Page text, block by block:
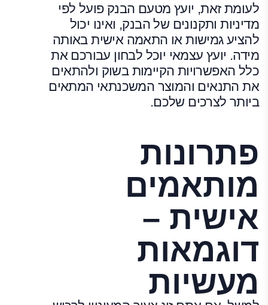
לעומת זאת, יועץ מטעם הבנק פועל לפי
מדיניות ותקנונים של הבנק, ואינו יכול
להציע גמישות או התאמה אישית באותה
מידה. יועץ עצמאי יוכל לבחון עבורכם את
כלל האפשרויות הקיימות בשוק ולהתאים
את התנאים והמוצר המשכנתאי המתאים
ביותר לצרכים שלכם.
פתרונות
מותאמים
אישית –
דוגמאות
מעשיות